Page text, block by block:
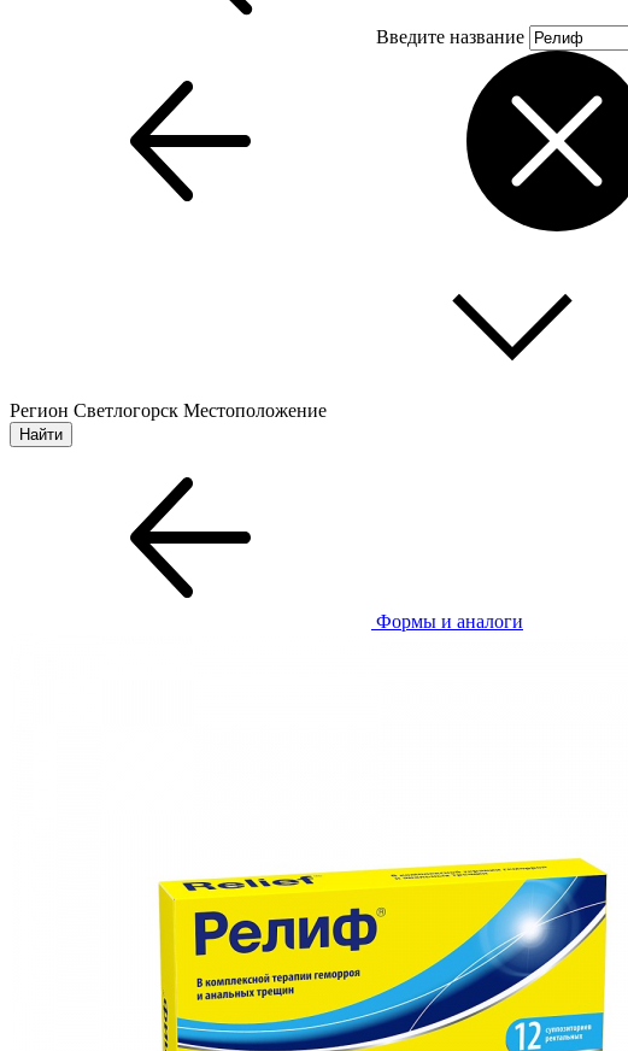
Введите название
Регион Светлогорск Местоположение
Формы и аналоги